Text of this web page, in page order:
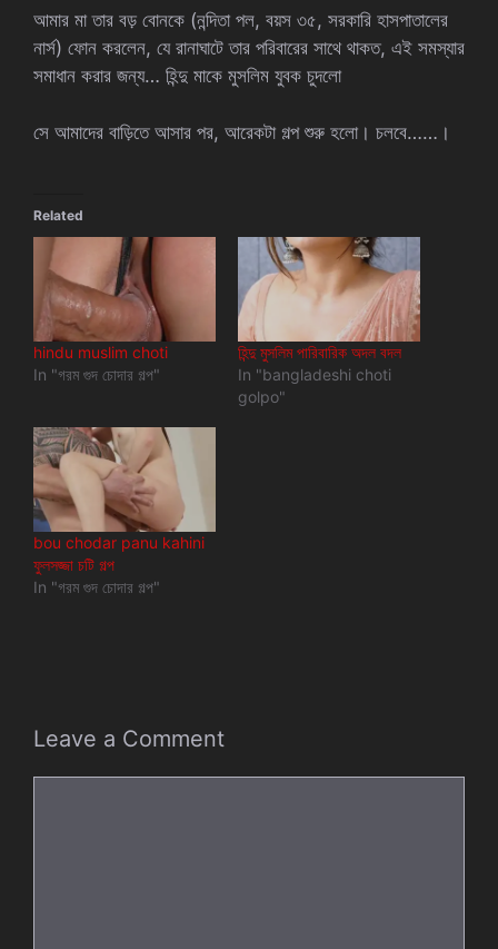
আমার মা তার বড় বোনকে (নন্দিতা পল, বয়স ৩৫, সরকারি হাসপাতালের
নার্স) ফোন করলেন, যে রানাঘাটে তার পরিবারের সাথে থাকত, এই সমস্যার
সমাধান করার জন্য… হিন্দু মাকে মুসলিম যুবক চুদলো
সে আমাদের বাড়িতে আসার পর, আরেকটা গল্প শুরু হলো। চলবে……।
Related
hindu muslim choti
In "গরম গুদ চোদার গল্প"
হিন্দু মুসলিম পারিবারিক অদল বদল
In "bangladeshi choti
golpo"
bou chodar panu kahini
ফুলসজ্জা চটি গল্প
In "গরম গুদ চোদার গল্প"
Leave a Comment